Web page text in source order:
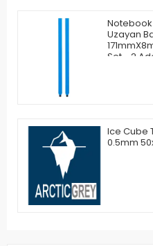
Notebook
Uzayan
Set - 2
Ice Cube
0.5mm